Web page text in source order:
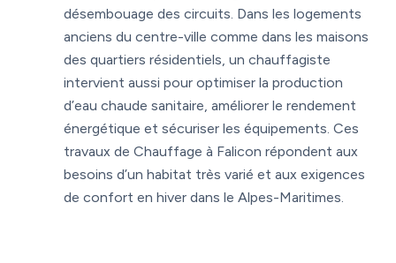
désembouage des circuits. Dans les logements
anciens du centre-ville comme dans les maisons
des quartiers résidentiels, un chauffagiste
intervient aussi pour optimiser la production
d’eau chaude sanitaire, améliorer le rendement
énergétique et sécuriser les équipements. Ces
travaux de Chauffage à Falicon répondent aux
besoins d’un habitat très varié et aux exigences
de confort en hiver dans le Alpes-Maritimes.